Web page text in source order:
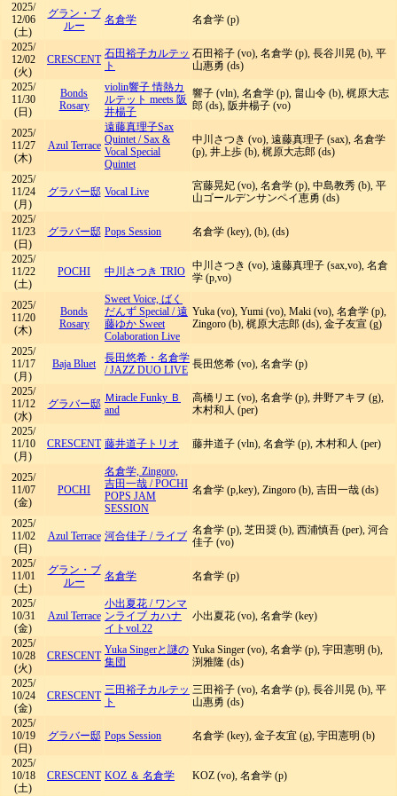
2025/
12/06
(土)
グラン・ブ
ルー
名倉学 名倉学 (p)
2025/
12/02
(火)
CRESCENT 石田裕子カルテッ
ト
石田裕子 (vo), 名倉学 (p), 長谷川晃 (b), 平
山惠勇 (ds)
2025/
11/30
(日)
Bonds
Rosary
violin響子 情熱カ
ルテット meets 阪
井楊子
響子 (vln), 名倉学 (p), 畠山令 (b), 梶原大志
郎 (ds), 阪井楊子 (vo)
2025/
11/27
(木)
Azul Terrace
遠藤真理子Sax
Quintet/Sax &
Vocal Special
Quintet
中川さつき (vo), 遠藤真理子 (sax), 名倉学
(p), 井上歩 (b), 梶原大志郎 (ds)
2025/
11/24
(月)
グラバー邸 Vocal Live
宮藤晃妃 (vo), 名倉学 (p), 中島教秀 (b), 平
山ゴールデンサンペイ恵勇 (ds)
2025/
11/23
(日)
グラバー邸 Pops Session 名倉学 (key), (b), (ds)
2025/
11/22
(土)
POCHI 中川さつき TRIO 中川さつき (vo), 遠藤真理子 (sax,vo), 名倉
学 (p,vo)
2025/
11/20
(木)
Bonds
Rosary
Sweet Voice, ばく
だんず Special /遠
藤ゆか Sweet
Colaboration Live
Yuka (vo), Yumi (vo), Maki (vo), 名倉学 (p),
Zingoro (b), 梶原大志郎 (ds), 金子友宣 (g)
2025/
11/17
(月)
Baja Bluet
長田悠希・名倉学
/JAZZ DUO LIVE 長田悠希 (vo), 名倉学 (p)
2025/
11/12
(水)
グラバー邸 Ｍiracle Funky Ｂ
and
高橋リエ (vo), 名倉学 (p), 井野アキヲ (g),
木村和人 (per)
2025/
11/10
(月)
CRESCENT 藤井道子トリオ 藤井道子 (vln), 名倉学 (p), 木村和人 (per)
2025/
11/07
(金)
POCHI
名倉学, Zingoro,
吉田一哉 /POCHI
POPS JAM
SESSION
名倉学 (p,key), Zingoro (b), 吉田一哉 (ds)
2025/
11/02
(日)
Azul Terrace 河合佳子 / ライブ 名倉学 (p), 芝田奨 (b), 西浦慎吾 (per), 河合
佳子 (vo)
2025/
11/01
(土)
グラン・ブ
ルー
名倉学 名倉学 (p)
2025/
10/31
(金)
Azul Terrace
小出夏花 / ワンマ
ンライブ カハナ
イトvol.22
小出夏花 (vo), 名倉学 (key)
2025/
10/28
(火)
CRESCENT Yuka Singerと謎の
集団
Yuka Singer (vo), 名倉学 (p), 宇田憲明 (b),
渕雅隆 (ds)
2025/
10/24
(金)
CRESCENT 三田裕子カルテッ
ト
三田裕子 (vo), 名倉学 (p), 長谷川晃 (b), 平
山惠勇 (ds)
2025/
10/19
(日)
グラバー邸 Pops Session 名倉学 (key), 金子友宜 (g), 宇田憲明 (b)
2025/
10/18
(土)
CRESCENT KOZ ＆ 名倉学 KOZ (vo), 名倉学 (p)